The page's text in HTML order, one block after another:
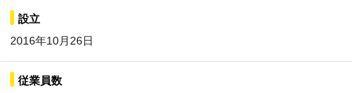
設立
2016年10月26日
従業員数